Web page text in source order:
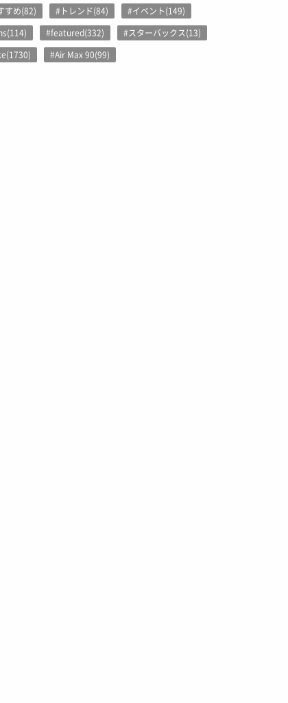
すめ(82)
#トレンド(84)
#イベント(149)
#featured(332)
#スターバックス(13)
#Air Max 90(99)